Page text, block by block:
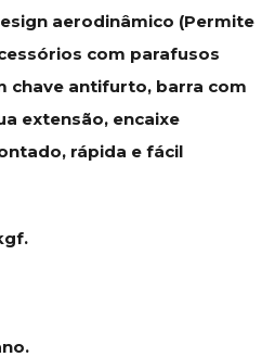
aerodinâmico (Permite
com parafusos
chave antifurto, barra com
extensão, encaixe
rápida e fácil